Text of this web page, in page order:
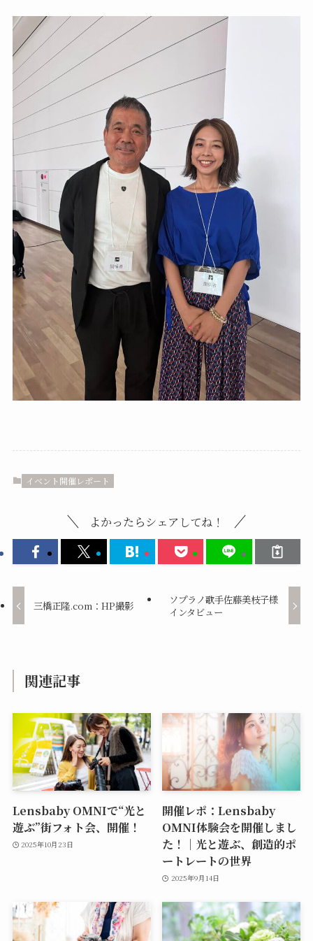
イベント開催レポート
よかったらシェアしてね！
三橋正隆.com：HP撮影
ソプラノ歌手佐藤美枝子様
インタビュー
関連記事
Lensbaby OMNIで“光と
遊ぶ”街フォト会、開催！
2025年10月23日
開催レポ：Lensbaby
OMNI体験会を開催しまし
た！｜光と遊ぶ、創造的ポ
ートレートの世界
2025年9月14日